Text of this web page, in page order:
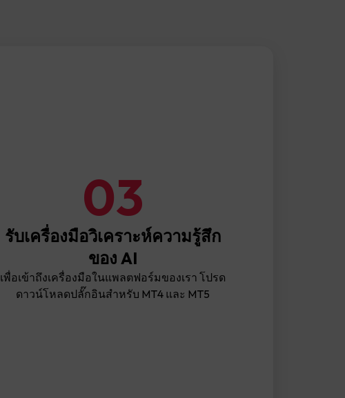
03
รับเครื่องมือวิเคราะห์ความรู้สึก
ของ AI
เพื่อเข้าถึงเครื่องมือในแพลตฟอร์มของเรา โปรด
ดาวน์โหลดปลั๊กอินสำหรับ MT4 และ MT5